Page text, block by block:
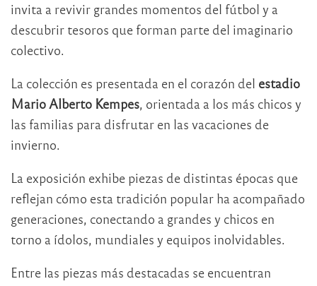
invita a revivir grandes momentos del fútbol y a
descubrir tesoros que forman parte del imaginario
colectivo.
La colección es presentada en el corazón del estadio
Mario Alberto Kempes, orientada a los más chicos y
las familias para disfrutar en las vacaciones de
invierno.
La exposición exhibe piezas de distintas épocas que
reflejan cómo esta tradición popular ha acompañado
generaciones, conectando a grandes y chicos en
torno a ídolos, mundiales y equipos inolvidables.
Entre las piezas más destacadas se encuentran